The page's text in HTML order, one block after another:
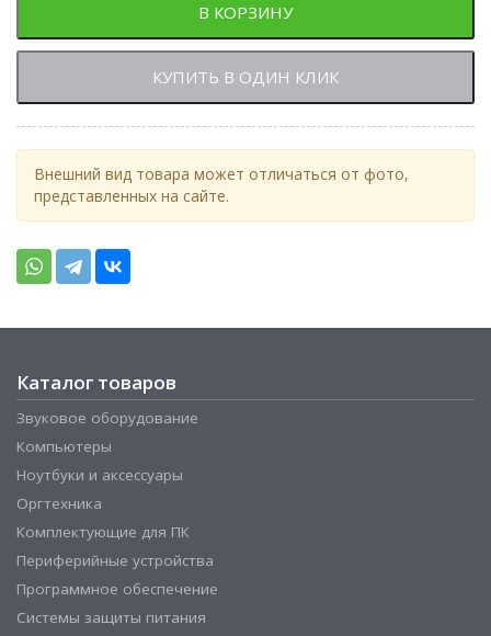
В КОРЗИНУ
КУПИТЬ В ОДИН КЛИК
Внешний вид товара может отличаться от фото,
представленных на сайте.
Каталог товаров
Звуковое оборудование
Компьютеры
Ноутбуки и аксессуары
Оргтехника
Комплектующие для ПК
Периферийные устройства
Программное обеспечение
Системы защиты питания